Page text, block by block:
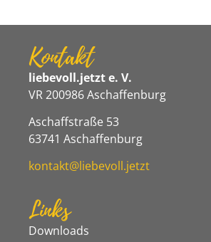
Kontakt
liebevoll.jetzt e. V.
VR 200986 Aschaffenburg
Aschaffstraße 53
63741 Aschaffenburg
kontakt@liebevoll.jetzt
Links
Downloads